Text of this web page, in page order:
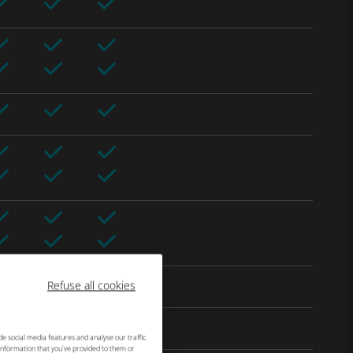
Refuse all cookies
social media features and analyse our traffic.
that you've provided to them or